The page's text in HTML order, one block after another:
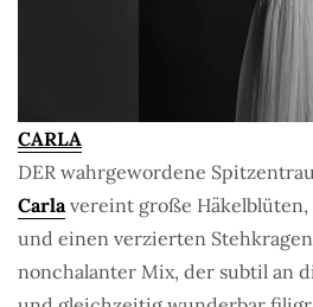
CARLA
DER wahrgewordene
Carla vereint große
und einen verzierten
nonchalanter Mix, der subtil an